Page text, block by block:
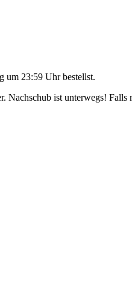
um 23:59 Uhrbestellst.
ist unterwegs!